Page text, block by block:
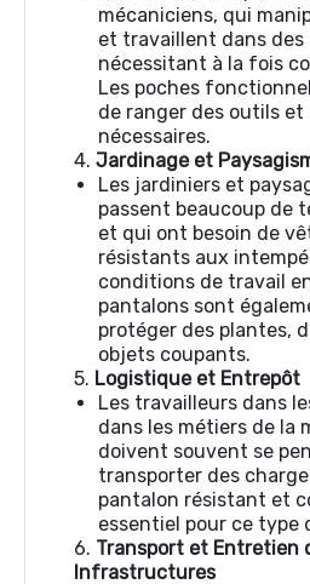
mécaniciens, qui
et travaillent dans
nécessitant à la fois
Les poches
de ranger des outils et
nécessaires.
4. Jardinage et
Les jardiniers et
passent beaucoup de
et qui ont besoin de
résistants aux
conditions de travail
pantalons sont
protéger des plantes,
objets coupants.
5. Logistique et Entrepôt
Les travailleurs dans
dans les métiers de la
doivent souvent se
transporter des
pantalon résistant et
essentiel pour ce type
6. Transport et Entretien
Infrastructures